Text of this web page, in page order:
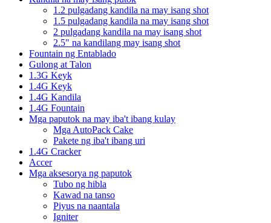
1.2 pulgadang kandila na may isang shot
1.5 pulgadang kandila na may isang shot
2 pulgadang kandila na may isang shot
2.5" na kandilang may isang shot
Fountain ng Entablado
Gulong at Talon
1.3G Keyk
1.4G Keyk
1.4G Kandila
1.4G Fountain
Mga paputok na may iba't ibang kulay
Mga AutoPack Cake
Pakete ng iba't ibang uri
1.4G Cracker
Accer
Mga aksesorya ng paputok
Tubo ng hibla
Kawad na tanso
Piyus na naantala
Igniter